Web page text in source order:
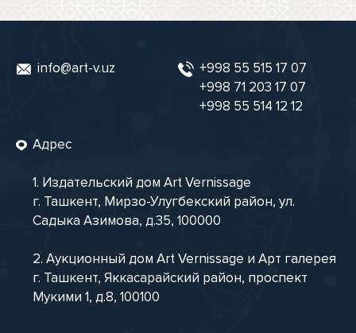
info@art-v.uz
+998 55 515 17 07
+998 71 203 17 07
+998 55 514 12 12
Адрес
1. Издательский дом Art Vernissage
г. Ташкент, Мирзо-Улугбекский район, ул.
Садыка Азимова, д.35, 100000
2. Аукционный дом Art Vernissage и Арт галерея
г. Ташкент, Яккасарайский район, проспект
Мукими 1, д.8, 100100